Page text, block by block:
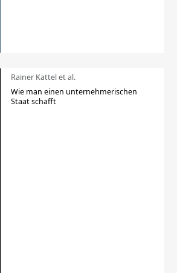
Rainer Kattel et al.
Wie man einen unternehmerischen
Staat schafft